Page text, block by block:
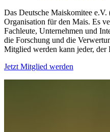
Das Deutsche Maiskomitee
Organisation für den Mais. Es
Fachleute, Unternehmen und
die Forschung und die
Mitglied werden kann jeder, der
Jetzt Mitglied werden